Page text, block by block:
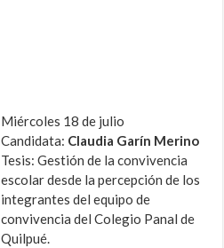
Miércoles 18 de julio
Candidata: Claudia Garín Merino
Tesis: Gestión de la convivencia
escolar desde la percepción de los
integrantes del equipo de
convivencia del Colegio Panal de
Quilpué.